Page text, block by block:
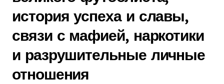
история успеха и славы,
связи с мафией, наркотики
и разрушительные личные
отношения